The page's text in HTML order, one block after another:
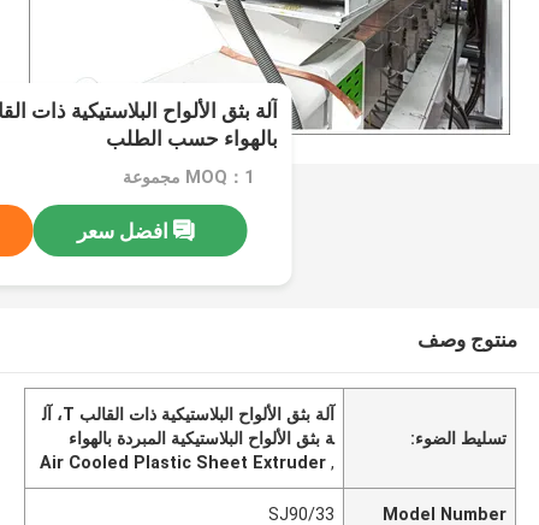
بالهواء حسب الطلب
MOQ：1 مجموعة
افضل سعر
منتوج وصف
تسليط الضوء:
آلة بثق الألواح البلاستيكية ذات القالب T، آل
ة بثق الألواح البلاستيكية المبردة بالهواء
,
Air Cooled Plastic Sheet Extruder
Model Number
SJ90/33